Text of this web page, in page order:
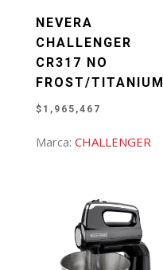
NEVERA
CHALLENGER
CR317 NO
FROST/TITANIUM
$ 1,965,467
Marca: CHALLENGER